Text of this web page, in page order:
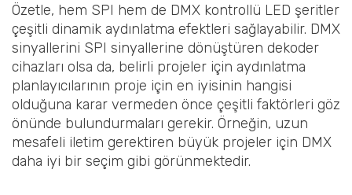
Özetle, hem SPI hem de DMX kontrollü LED şeritler
çeşitli dinamik aydınlatma efektleri sağlayabilir. DMX
sinyallerini SPI sinyallerine dönüştüren dekoder
cihazları olsa da, belirli projeler için aydınlatma
planlayıcılarının proje için en iyisinin hangisi
olduğuna karar vermeden önce çeşitli faktörleri göz
önünde bulundurmaları gerekir. Örneğin, uzun
mesafeli iletim gerektiren büyük projeler için DMX
daha iyi bir seçim gibi görünmektedir.